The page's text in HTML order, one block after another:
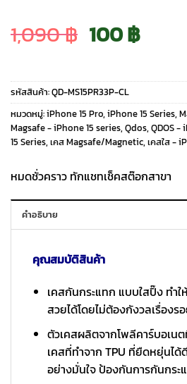
1,090฿ Original
price
was:
1,090 ฿.
100฿
price
is:
100
รหัสสินค้า:QD-MS15PR33P-CL
หมวดหมู่:iPhone 15 Pro, iPhone 15 Series,
Magsafe - iPhone 15 series, Qdos, QDOS -
15 Series, เคส Magsafe/Magnetic, เคสใส -
หมดชั่วคราว ทักแชทเช็คสต๊อกสาขา
คำอธิบาย
คุณสมบัติสินค้า
เคสกันกระแทก แบบใสปิ๊ง ทำ
สวยได้โดยไม่ต้องกังวลเรื่องร
ตัวเคสผลิตจากโพลีคาร์บอเน
เคสที่ทำจาก TPU ที่ยืดหยุ่นไ
อย่างมั่นใจ ป้องกันการกันกร